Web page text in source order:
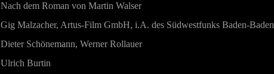
Nach dem Roman von Martin Walser
Gig Malzacher, Artus-Film GmbH, i.A. des Südwestfunks Baden-Baden
Dieter Schönemann, Werner Rollauer
Ulrich Burtin